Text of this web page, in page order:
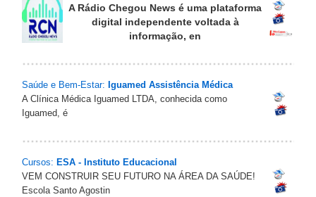
A Rádio Chegou News é uma plataforma
digital independente voltada à
informação, en
Saúde e Bem-Estar: Iguamed Assistência Médica
A Clínica Médica Iguamed LTDA, conhecida como
Iguamed, é
Cursos: ESA - Instituto Educacional
VEM CONSTRUIR SEU FUTURO NA ÁREA DA SAÚDE!
Escola Santo Agostin